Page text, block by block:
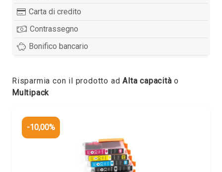
Carta di credito
Contrassegno
Bonifico bancario
Risparmia con il prodotto adAlta capacità o
Multipack
-10,00%